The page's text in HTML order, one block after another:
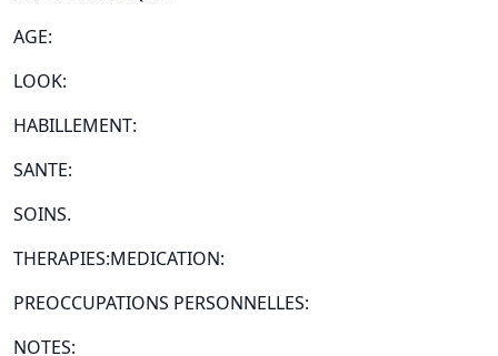
AGE:
LOOK:
HABILLEMENT:
SANTE:
SOINS.
THERAPIES:MEDICATION:
PREOCCUPATIONS PERSONNELLES:
NOTES: